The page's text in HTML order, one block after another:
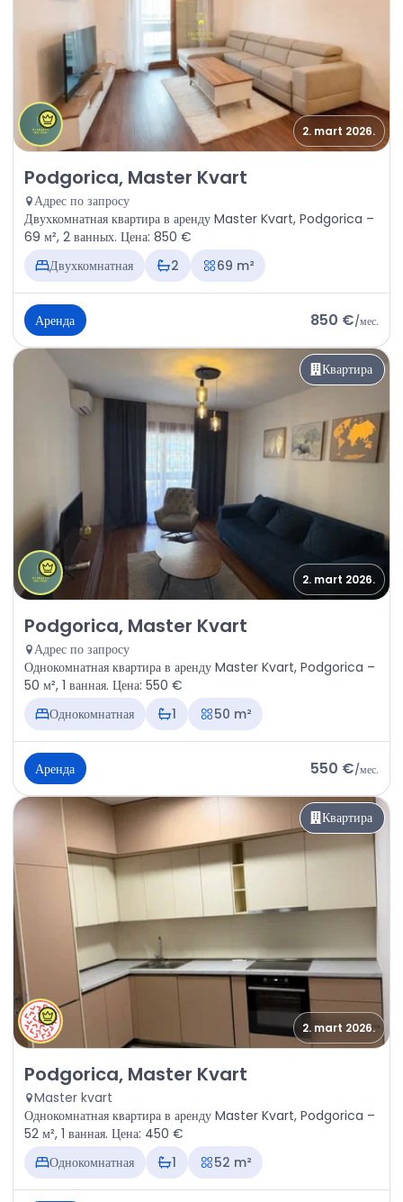
2. mart 2026.
Аренда - Квартира Podgorica, Master Kvart
Podgorica, Master Kvart
Адрес по запросу
Двухкомнатная квартира в аренду Master Kvart, Podgorica –
69 м², 2 ванных. Цена: 850 €
Двухкомнатная
2 69 m²
Аренда 850 €/мес.
Квартира
2. mart 2026.
Аренда - Квартира Podgorica, Master Kvart
Podgorica, Master Kvart
Адрес по запросу
Однокомнатная квартира в аренду Master Kvart, Podgorica –
50 м², 1 ванная. Цена: 550 €
Однокомнатная
1 50 m²
Аренда 550 €/мес.
Квартира
2. mart 2026.
Аренда - Квартира Podgorica, Master Kvart
Podgorica, Master Kvart
Master kvart
Однокомнатная квартира в аренду Master Kvart, Podgorica –
52 м², 1 ванная. Цена: 450 €
Однокомнатная
1 52 m²